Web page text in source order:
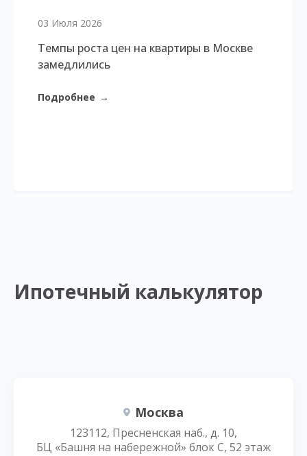
03 Июля 2026
Темпы роста цен на квартиры в Москве
замедлились
Подробнее →
Ипотечный калькулятор
Москва
123112, Пресненская наб., д. 10,
БЦ «Башня на набережной» блок С, 52 этаж